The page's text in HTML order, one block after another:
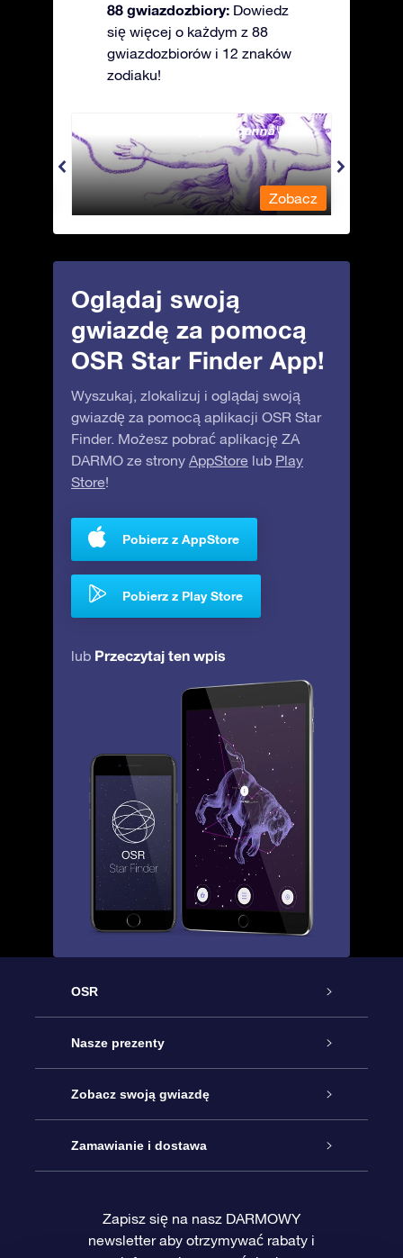
88 gwiazdozbiory: Dowiedz
się więcej o każdym z 88
gwiazdozbiorów i 12 znaków
zodiaku!
Andromeda - Związana panna
Zobacz
Oglądaj swoją
gwiazdę za pomocą
OSR Star Finder App!
Wyszukaj, zlokalizuj i oglądaj swoją
gwiazdę za pomocą aplikacji OSR Star
Finder. Możesz pobrać aplikację ZA
DARMO ze strony AppStore lub Play
Store!
Pobierz z AppStore
Pobierz z Play Store
lub Przeczytaj ten wpis
OSR
Obsługa
Kontakt
Blog
Recenzje
Nasze prezenty
Podarunek Gwiazda Online
Pakiet Podarunkowy OSR
Karta podarunkowa OSR
Zobacz swoją gwiazdę
Rejestr Gwiazd
Sprsonalizowana Strona Gwiazdy
Zamawianie i dostawa
Metody płatności
Zapisz się na nasz DARMOWY
newsletter aby otrzymywać rabaty i